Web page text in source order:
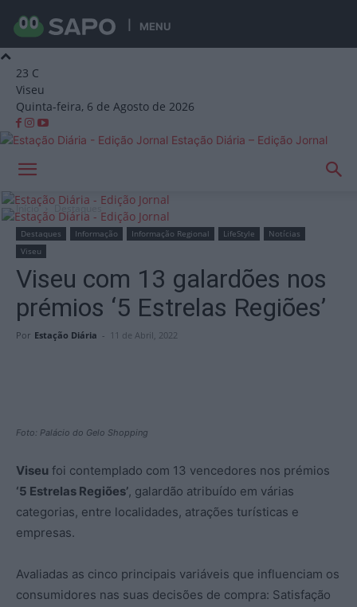
MENU
23 C
Viseu
Quinta-feira, 6 de Agosto de 2026
Estação Diária – Edição Jornal
Início Destaques
Destaques Informação Informação Regional LifeStyle
Notícias
Viseu
Viseu com 13 galardões nos
prémios ‘5 Estrelas Regiões’
Por Estação Diária - 11 de Abril, 2022
Foto: Palácio do Gelo Shopping
Viseu foi contemplado com 13 vencedores nos prémios
‘5 Estrelas Regiões’, galardão atribuído em várias
categorias, entre localidades, atrações turísticas e
empresas.
Avaliadas as cinco principais variáveis que influenciam os
consumidores nas suas decisões de compra: Satisfação